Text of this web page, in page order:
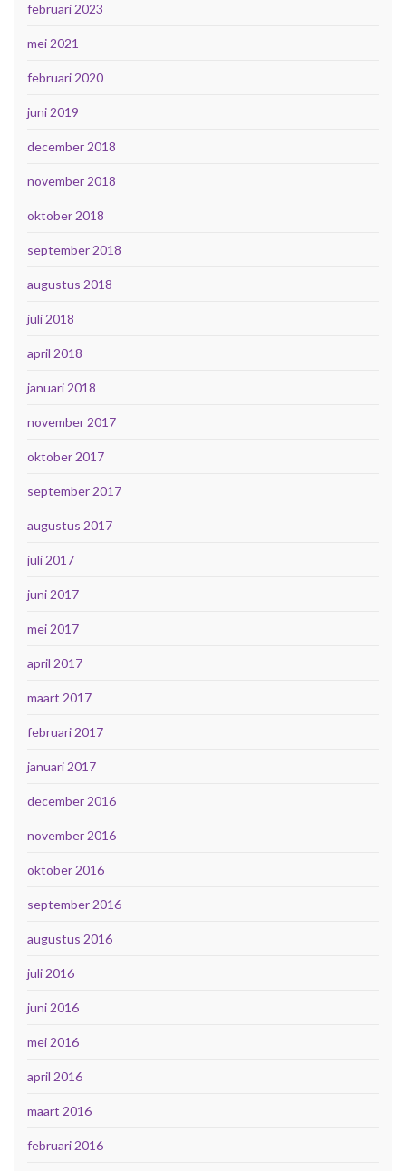
februari 2023
mei 2021
februari 2020
juni 2019
december 2018
november 2018
oktober 2018
september 2018
augustus 2018
juli 2018
april 2018
januari 2018
november 2017
oktober 2017
september 2017
augustus 2017
juli 2017
juni 2017
mei 2017
april 2017
maart 2017
februari 2017
januari 2017
december 2016
november 2016
oktober 2016
september 2016
augustus 2016
juli 2016
juni 2016
mei 2016
april 2016
maart 2016
februari 2016